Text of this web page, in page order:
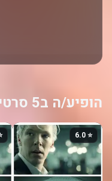
הופיע/ה ב5 סרטים
⭐ 6.0